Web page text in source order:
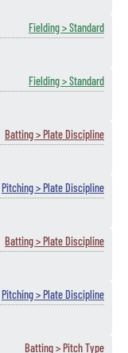
Fielding > Standard
Fielding > Standard
Batting > Plate Discipline
Pitching > Plate Discipline
Batting > Plate Discipline
Pitching > Plate Discipline
Batting > Pitch Type